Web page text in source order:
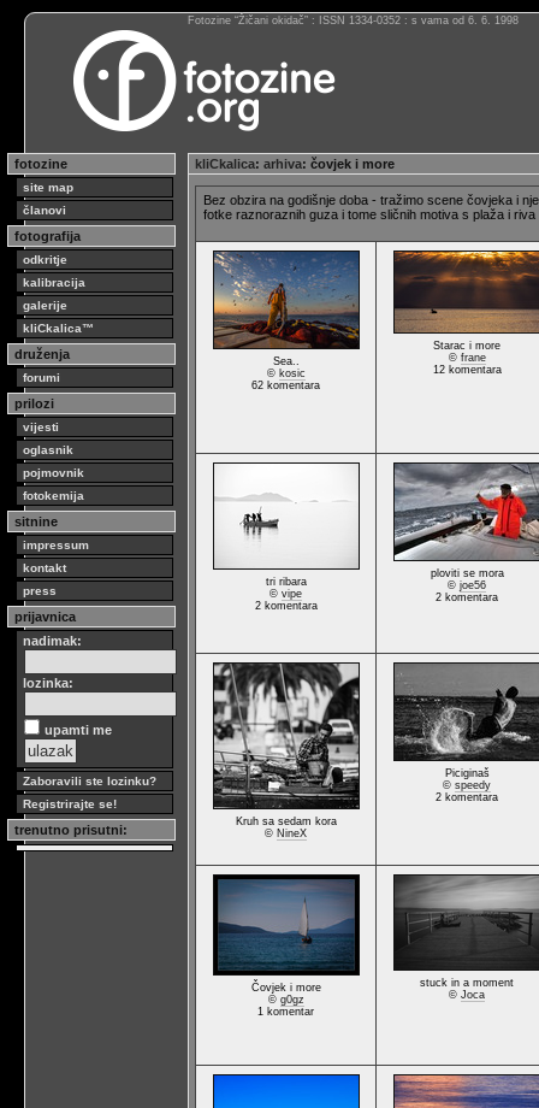
Fotozine “Žičani okidač” : ISSN 1334-0352 : s vama od 6. 6. 1998
fotozine
site map
članovi
fotografija
odkritje
kalibracija
galerije
kliCkalica™
druženja
forumi
prilozi
vijesti
oglasnik
pojmovnik
fotokemija
sitnine
impressum
kontakt
press
prijavnica
nadimak:
lozinka:
upamti me
Zaboravili ste lozinku?
Registrirajte se!
trenutno prisutni:
kliCkalica: arhiva: čovjek i more
Bez obzira na godišnje doba - tražimo scene čovjeka i
fotke raznoraznih guza i tome sličnih motiva s plaža i
Sea..
© kosic
62 komentara
Starac i more
© frane
12 komentara
tri ribara
© vipe
2 komentara
ploviti se mora
© joe56
2 komentara
Kruh sa sedam kora
© NineX
Piciginaš
© speedy
2 komentara
Čovjek i more
© g0gz
1 komentar
stuck in a moment
© Joca